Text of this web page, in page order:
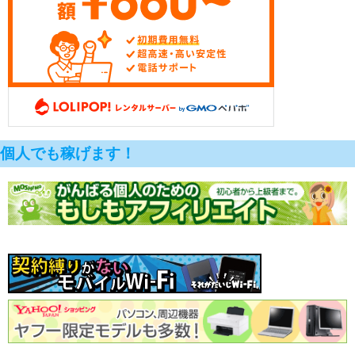
個人でも稼げます！